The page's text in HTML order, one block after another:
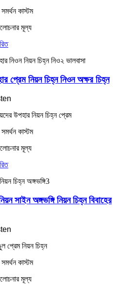
কাস্টম
মূল্য
প্রেম নিয়ন চিহ্ন নিওন অক্ষর চিহ্ন
উপহার নিয়ন চিহ্ন প্রেম
কাস্টম
মূল্য
সাইন অঙ্গভঙ্গি নিয়ন চিহ্ন বিবাহের
প্রেম নিয়ন চিহ্ন
কাস্টম
মূল্য